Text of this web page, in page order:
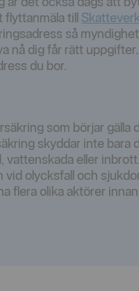
flyttanmäla till
så
nå dig får rätt
du bor.
som börjar gälla
skyddar inte bara
vattenskada eller
olycksfall och
flera olika aktörer